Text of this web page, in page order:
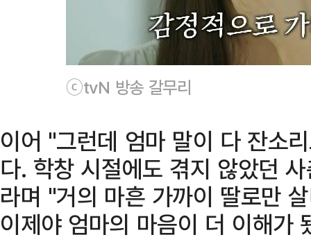
ⓒtvN 방송 갈무리
이어 "그런데 엄마 말이 다 잔소
다. 학창 시절에도 겪지 않았던
라며 "거의 마흔 가까이 딸로만
이제야 엄마의 마음이 더 이해가